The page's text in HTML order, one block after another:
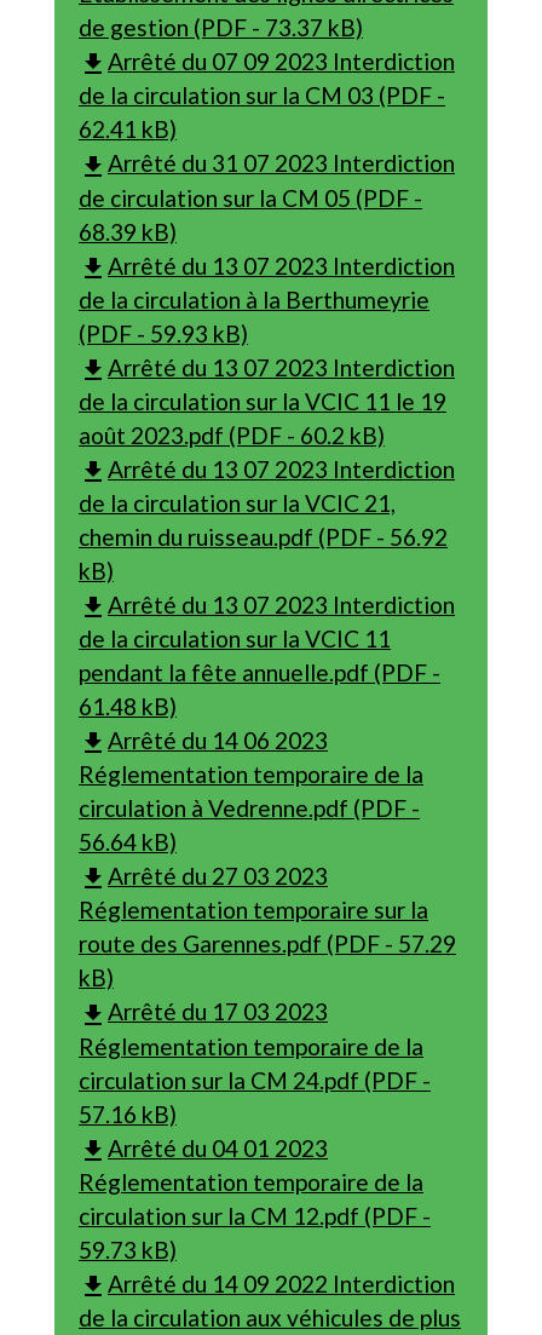
de gestion (PDF - 73.37 kB)
file_download Arrêté du 07 09 2023 Interdiction
de la circulation sur la CM 03 (PDF -
62.41 kB)
file_download Arrêté du 31 07 2023 Interdiction
de circulation sur la CM 05 (PDF -
68.39 kB)
file_download Arrêté du 13 07 2023 Interdiction
de la circulation à la Berthumeyrie
(PDF - 59.93 kB)
file_download Arrêté du 13 07 2023 Interdiction
de la circulation sur la VCIC 11 le 19
août 2023.pdf (PDF - 60.2 kB)
file_download Arrêté du 13 07 2023 Interdiction
de la circulation sur la VCIC 21,
chemin du ruisseau.pdf (PDF - 56.92
kB)
file_download Arrêté du 13 07 2023 Interdiction
de la circulation sur la VCIC 11
pendant la fête annuelle.pdf (PDF -
61.48 kB)
file_download Arrêté du 14 06 2023
Réglementation temporaire de la
circulation à Vedrenne.pdf (PDF -
56.64 kB)
file_download Arrêté du 27 03 2023
Réglementation temporaire sur la
route des Garennes.pdf (PDF - 57.29
kB)
file_download Arrêté du 17 03 2023
Réglementation temporaire de la
circulation sur la CM 24.pdf (PDF -
57.16 kB)
file_download Arrêté du 04 01 2023
Réglementation temporaire de la
circulation sur la CM 12.pdf (PDF -
59.73 kB)
file_download Arrêté du 14 09 2022 Interdiction
de la circulation aux véhicules de plus